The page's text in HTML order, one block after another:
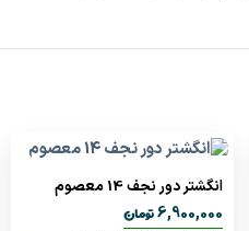
انگشتر دور نجف 14 معصوم
6,900,000تومان